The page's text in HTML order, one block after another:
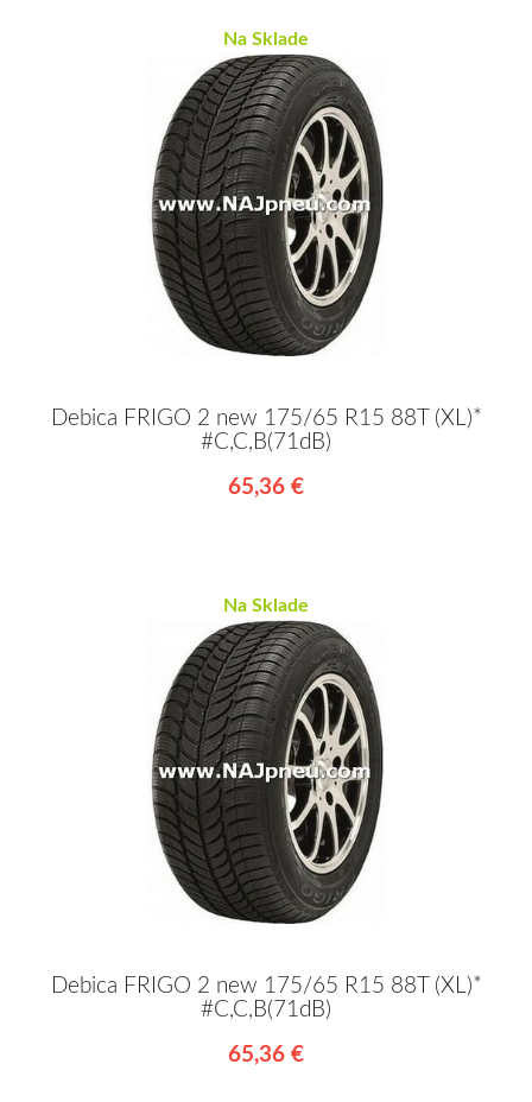
Na Sklade
Debica FRIGO 2 new 175/65 R15 88T (XL)*
#C,C,B(71dB)
65,36 €
Na Sklade
Debica FRIGO 2 new 175/65 R15 88T (XL)*
#C,C,B(71dB)
65,36 €